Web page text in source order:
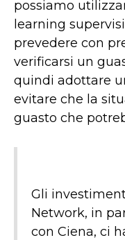
possiamo
learning
prevedere con
verificarsi un
quindi adottare
evitare che la
guasto che
Gli
Network, in
con Ciena, ci